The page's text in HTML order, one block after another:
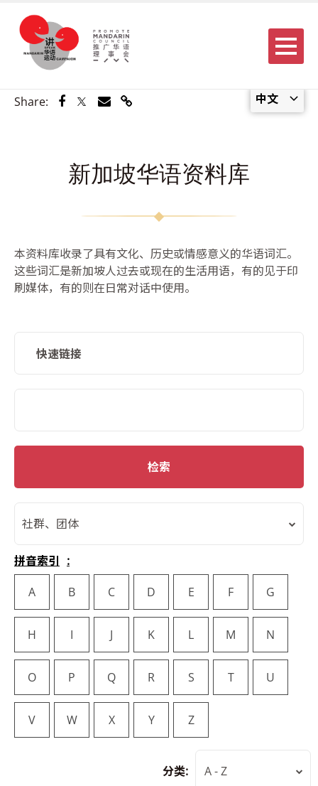
中文
Menu
Share: Share via Facebook
Share via Twitter
Share via Email
Share via Link
新加坡华语资料库
本资料库收录了具有文化、历史或情感意义的华语词汇。
这些词汇是新加坡人过去或现在的生活用语，有的见于印
刷媒体，有的则在日常对话中使用。
快速链接
检索
社群、团体
拼音索引
A
B C D E F G
H I J K L M N
O P Q R S T U
V W X Y Z
分类: A - Z